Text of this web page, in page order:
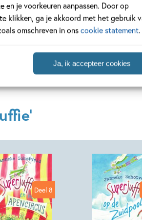
en je voorkeuren aanpassen. Door op
te klikken, ga je akkoord met het gebruik
omschreven in onscookie statement.
Ja, ik accepteer cookies
van Superjuffie hieronder!
Deel 8